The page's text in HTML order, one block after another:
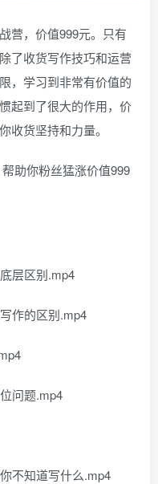
营，价值999元。只有
了收货写作技巧和运营
，学习到非常有价值的
起到了很大的作用，价
收货坚持和力量。
助你粉丝猛涨价值999
层区别.mp4
作的区别.mp4
问题.mp4
不知道写什么.mp4